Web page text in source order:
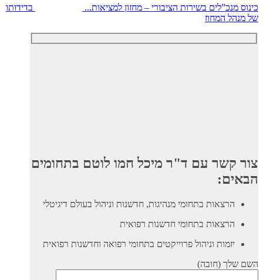
כינוס מנכ”לים בשירות הציבורי – מחזון למציאות...
בדידותו
של מנהל המחוז
צור קשר עם ד"ר מיכל חמו לוטם בתחומים
הבאים:
הרצאות בתחומי מנהיגות, חדשנות וניהול בעולם דיגיטלי
הרצאות בתחומי חדשנות רפואית
יזמות וניהול פרוייקטים בתחומי רפואה וחדשנות רפואית
השם שלך (חובה)